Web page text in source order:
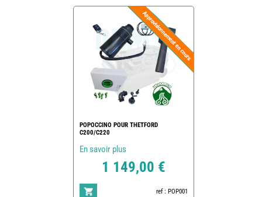
POPOCCINO POUR THETFORD
C200/C220
En savoir plus
1 149,00 €
ref : POP001